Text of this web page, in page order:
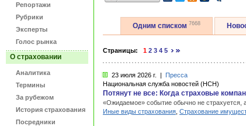
Репортажи
Рубрики
Эксперты
Голос рынка
О страховании
Аналитика
Термины
За рубежом
История страхования
Посредники
Одним списком 7668
Страницы: 1 2 3 4 5
23 июля 2026 г.
Пресса
Национальная служба новостей (НСН)
Потянут не все: Когда страховые
«Ожидаемое» событие обычно не страхуется,
Иные виды страхования Страхование